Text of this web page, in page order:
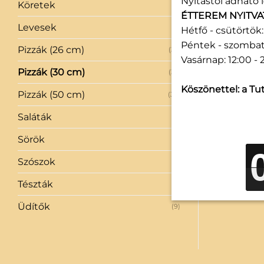
Köretek
Levesek
Pizzák (26 cm) (35)
Pizzák (30 cm) (35)
Pizzák (50 cm) (34)
Saláták
Sörök
Szószok
Tészták
Üdítők (9)
ÉTTEREM
Hétfő - csütörtök:
Péntek -
Vasárnap: 12:00 -
Köszönettel: a